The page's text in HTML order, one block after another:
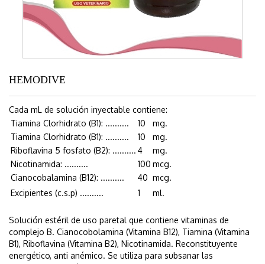
HEMODIVE
Cada mL de solución inyectable contiene:
Tiamina Clorhidrato (B1): ..........
10
mg.
Tiamina Clorhidrato (B1): ..........
10
mg.
Riboflavina 5 fosfato (B2): .......... 4
mg.
Nicotinamida: ..........
100 mcg.
Cianocobalamina (B12): ..........
40 mcg.
Excipientes (c.s.p) ..........
1 ml.
Solución estéril de uso paretal que contiene vitaminas de
complejo B. Cianocobolamina (Vitamina B12), Tiamina (Vitamina
B1), Riboflavina (Vitamina B2), Nicotinamida. Reconstituyente
energético, anti anémico. Se utiliza para subsanar las